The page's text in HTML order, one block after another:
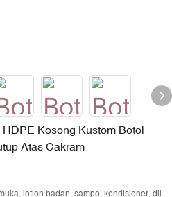
Kosong Kustom Botol
Atas Cakram
lotion badan, sampo, kondisioner, dll.